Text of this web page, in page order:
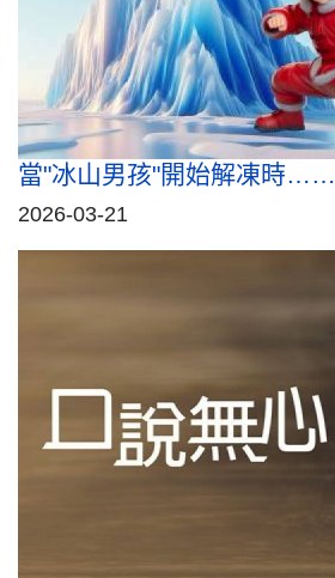
當"冰山男孩"開始解凍時……
2026-03-21